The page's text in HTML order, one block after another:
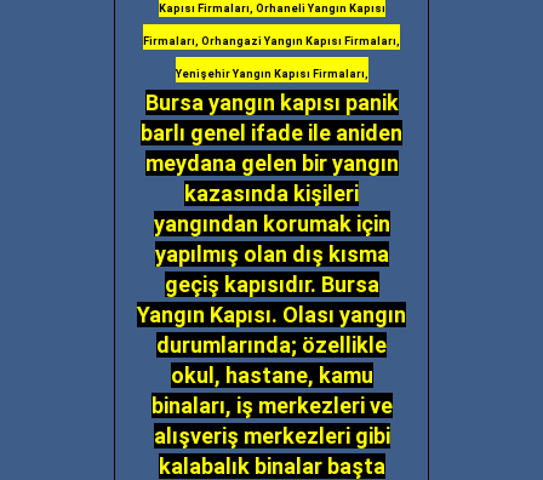
Kapısı Firmaları, Orhaneli Yangın Kapısı
Firmaları, Orhangazi Yangın Kapısı Firmaları,
Yenişehir Yangın Kapısı Firmaları,
Bursa yangın kapısı panik
barlı genel ifade ile aniden
meydana gelen bir yangın
kazasında kişileri
yangından korumak için
yapılmış olan dış kısma
geçiş kapısıdır. Bursa
Yangın Kapısı. Olası yangın
durumlarında; özellikle
okul, hastane, kamu
binaları, iş merkezleri ve
alışveriş merkezleri gibi
kalabalık binalar başta